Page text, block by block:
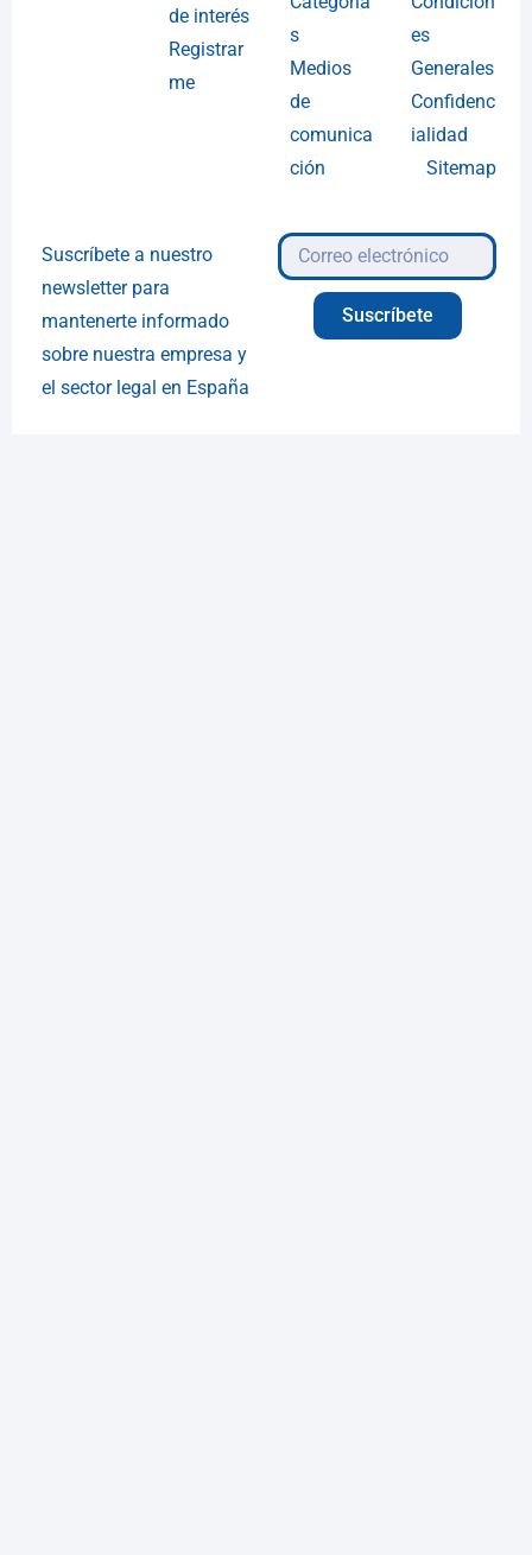
de interés
Registrar
me
s
Medios
de
comunica
ción
es
Generales
Confidenc
ialidad
Sitemap
Suscríbete a nuestro
newsletter para
mantenerte informado
sobre nuestra empresa y
el sector legal en España
Suscríbete